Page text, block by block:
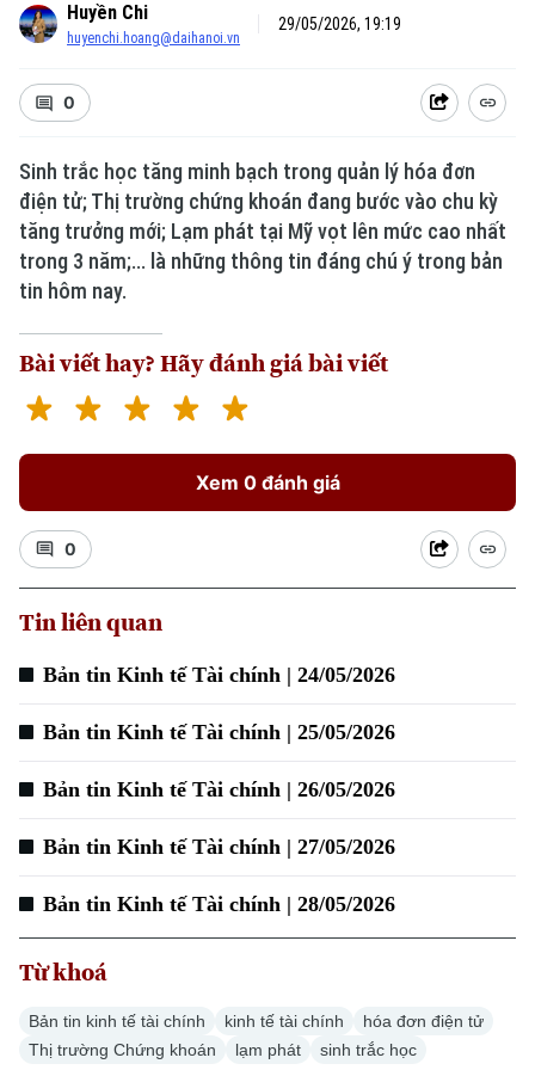
Xu hướng
Thời sự
Hà Nội
Hà Nội
Nhịp sống Hà Nội
Thế giới
Huyền Chi
huyenchi.hoang@daihanoi.vn
29/05/2026, 19:19
0
Sinh trắc học tăng minh bạch trong quản lý hóa đơn
điện tử; Thị trường chứng khoán đang bước vào chu kỳ
tăng trưởng mới; Lạm phát tại Mỹ vọt lên mức cao nhất
trong 3 năm;... là những thông tin đáng chú ý trong bản
tin hôm nay.
Bài viết hay? Hãy đánh giá bài viết
Xem 0 đánh giá
0
Tin liên quan
Bản tin Kinh tế Tài chính | 24/05/2026
Bản tin Kinh tế Tài chính | 25/05/2026
Bản tin Kinh tế Tài chính | 26/05/2026
Bản tin Kinh tế Tài chính | 27/05/2026
Bản tin Kinh tế Tài chính | 28/05/2026
Từ khoá
Bản tin kinh tế tài chính kinh tế tài chính
hóa đơn điện tử
Thị trường Chứng khoán
lạm phát sinh trắc học